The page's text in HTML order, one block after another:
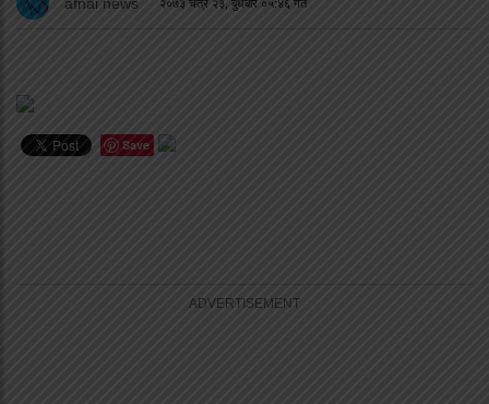
२०७३ चैत्र २३, बुधबार ०५:४६ गते
Save